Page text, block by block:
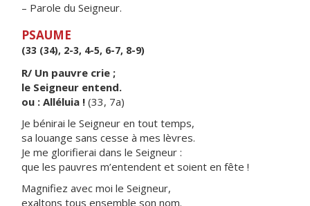
– Parole du Seigneur.
PSAUME
(33 (34), 2-3, 4-5, 6-7, 8-9)
R/ Un pauvre crie ;
le Seigneur entend.
ou : Alléluia ! (33, 7a)
Je bénirai le Seigneur en tout temps,
sa louange sans cesse à mes lèvres.
Je me glorifierai dans le Seigneur :
que les pauvres m’entendent et soient en fête !
Magnifiez avec moi le Seigneur,
exaltons tous ensemble son nom.